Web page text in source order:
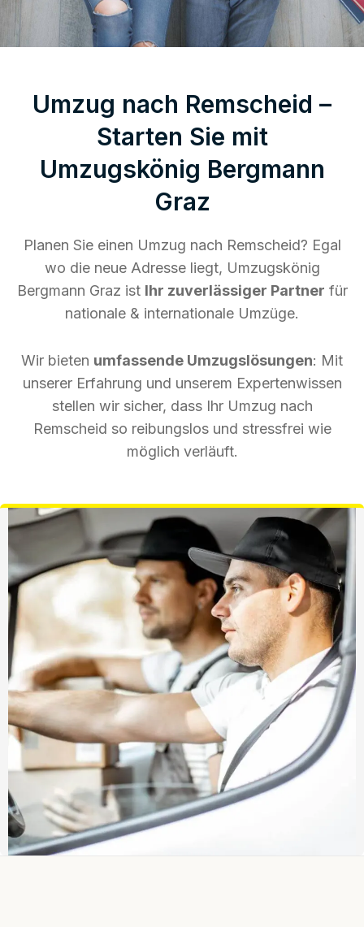
Umzug nach Remscheid –
Starten Sie mit
Umzugskönig Bergmann
Graz
Planen Sie einen Umzug nach Remscheid? Egal
wo die neue Adresse liegt, Umzugskönig
Bergmann Graz ist Ihr zuverlässiger Partner für
nationale & internationale Umzüge.
Wir bieten umfassende Umzugslösungen: Mit
unserer Erfahrung und unserem Expertenwissen
stellen wir sicher, dass Ihr Umzug nach
Remscheid so reibungslos und stressfrei wie
möglich verläuft.